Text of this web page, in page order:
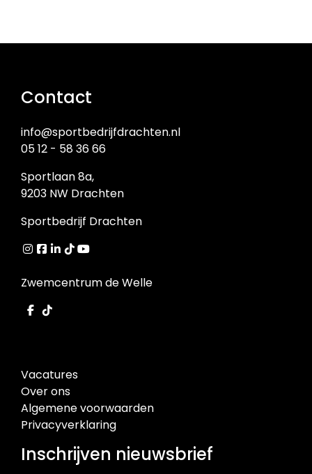
Contact
info@sportbedrijfdrachten.nl
05 12 - 58 36 66
Sportlaan 8a,
9203 NW Drachten
Sportbedrijf Drachten
Zwemcentrum de Welle
Vacatures
Over ons
Algemene voorwaarden
Privacyverklaring
Inschrijven nieuwsbrief